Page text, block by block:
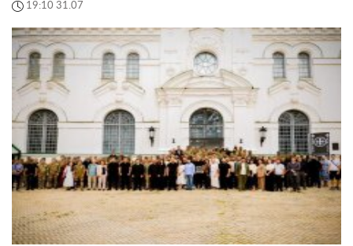
19:10 31.07